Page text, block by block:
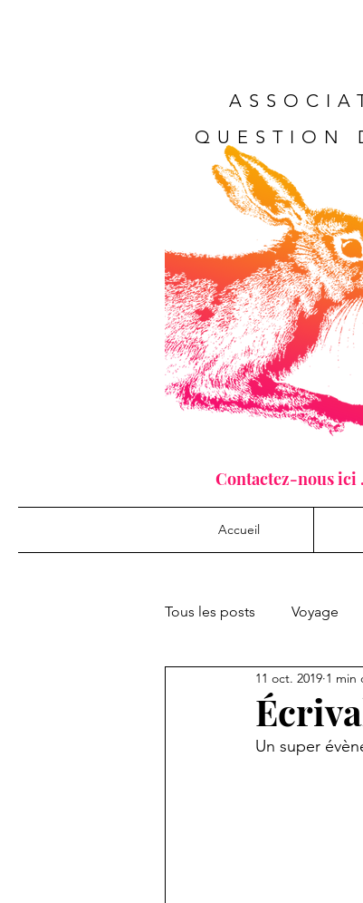
QUESTION
Contactez-nous ici
Accueil
Tous les posts Voyage
11 oct. 2019 1 min
Un super